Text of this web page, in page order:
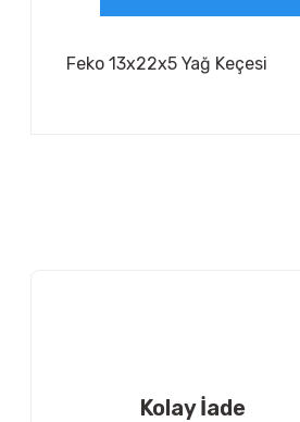
Feko 13x22x5 Yağ Keçesi
Kolay İade